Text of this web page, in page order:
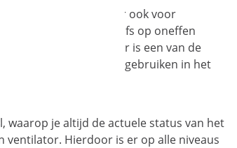
en hotels, maar ook voor
zwenkwielen die zelfs op oneffen
inhoud van 360 liter is een van de
het gemakkelijker te gebruiken in het
waarop je altijd de actuele status van het
ventilator. Hierdoor is er op alle niveaus